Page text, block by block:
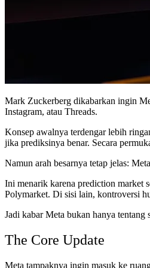
Mark Zuckerberg dikabarkan ingin
Instagram, atau Threads.
Konsep awalnya terdengar lebih
jika prediksinya benar. Secara
Namun arah besarnya tetap jelas:
Ini menarik karena prediction market
Polymarket. Di sisi lain, kontroversi
Jadi kabar Meta bukan hanya
The Core Update
Meta tampaknya ingin masuk ke